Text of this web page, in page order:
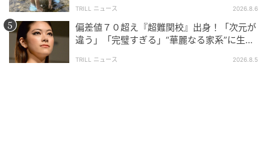
TRILL ニュース 2026.8.6
偏差値７０超え『超難関校』出身！「次元が
違う」「完璧すぎる」“華麗なる家系”に生ま
TRILL ニュース 2026.8.5